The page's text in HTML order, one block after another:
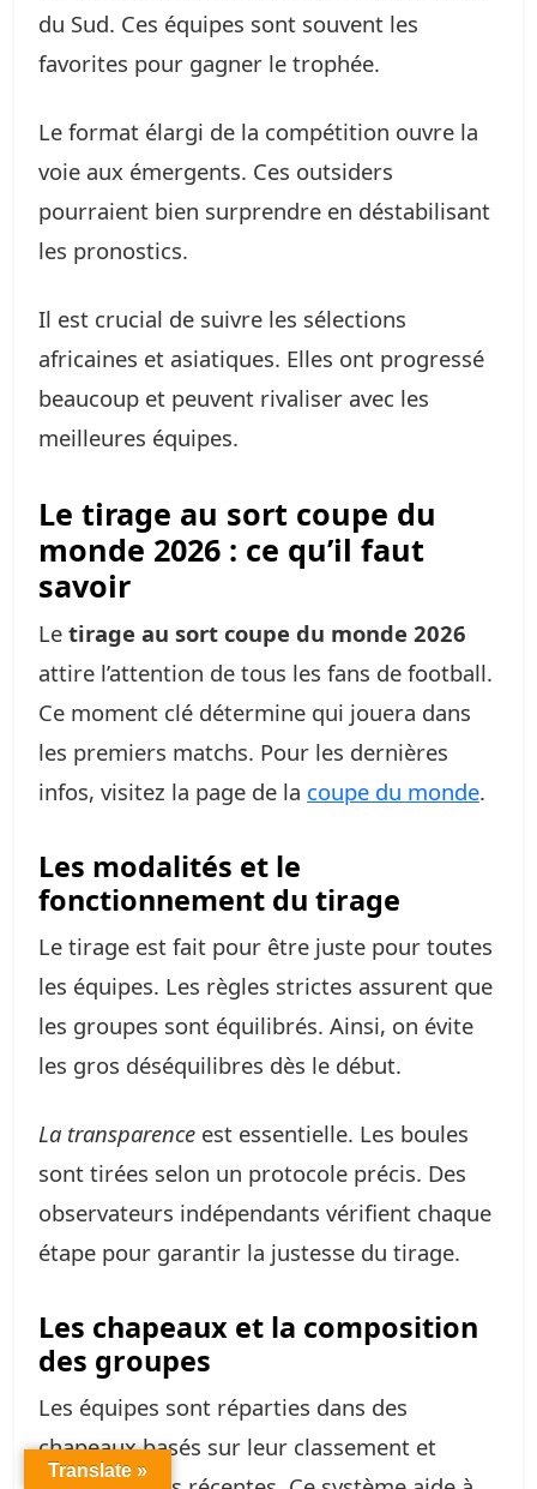
du Sud. Ces équipes sont souvent les
favorites pour gagner le trophée.
Le format élargi de la compétition ouvre la
voie aux émergents. Ces outsiders
pourraient bien surprendre en déstabilisant
les pronostics.
Il est crucial de suivre les sélections
africaines et asiatiques. Elles ont progressé
beaucoup et peuvent rivaliser avec les
meilleures équipes.
Le tirage au sort coupe du
monde 2026 : ce qu’il faut
savoir
Le tirage au sort coupe du monde 2026
attire l’attention de tous les fans de football.
Ce moment clé détermine qui jouera dans
les premiers matchs. Pour les dernières
infos, visitez la page de la coupe du monde.
Les modalités et le
fonctionnement du tirage
Le tirage est fait pour être juste pour toutes
les équipes. Les règles strictes assurent que
les groupes sont équilibrés. Ainsi, on évite
les gros déséquilibres dès le début.
La transparence est essentielle. Les boules
sont tirées selon un protocole précis. Des
observateurs indépendants vérifient chaque
étape pour garantir la justesse du tirage.
Les chapeaux et la composition
des groupes
Les équipes sont réparties dans des
chapeaux basés sur leur classement et
Translate »